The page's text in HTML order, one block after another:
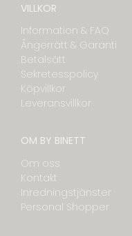
VILLKOR
Information & FAQ
Ångerrätt & Garanti
Betalsätt
Sekretesspolicy
Köpvillkor
Leveransvillkor
OM BY BINETT
Om oss
Kontakt
Inredningstjänster
Personal Shopper